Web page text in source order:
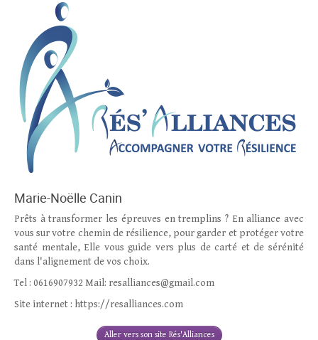
Marie-Noëlle Canin
Prêts à transformer les épreuves en tremplins ? En alliance avec
vous sur votre chemin de résilience, pour garder et protéger votre
santé mentale, Elle vous guide vers plus de carté et de sérénité
dans l'alignement de vos choix.
Tel : 0616907932 Mail: resalliances@gmail.com
Site internet : https://resalliances.com
Aller vers son site Rés'Alliances